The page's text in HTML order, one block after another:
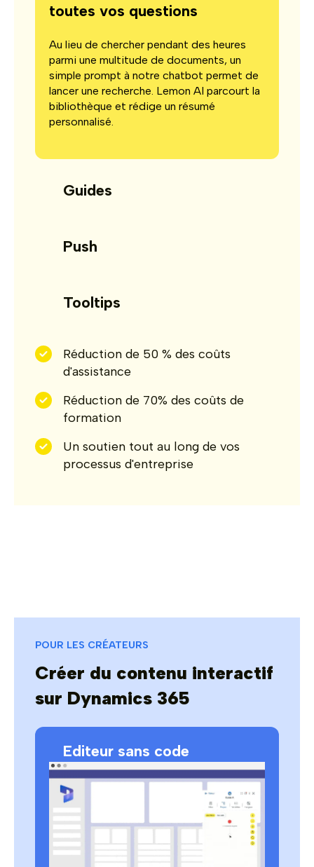
toutes vos questions
Au lieu de chercher pendant des heures
parmi une multitude de documents, un
simple prompt à notre chatbot permet de
lancer une recherche. Lemon AI parcourt la
bibliothèque et rédige un résumé
personnalisé.
Guides
Push
Tooltips
Réduction de 50 % des coûts
d'assistance
Réduction de 70% des coûts de
formation
Un soutien tout au long de vos
processus d'entreprise
POUR LES CRÉATEURS
Créer du contenu interactif
sur Dynamics 365
Editeur sans code